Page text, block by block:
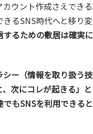
ウント作成さえでき
るSNS時代へと移り変
るための敷居は確実
ー（情報を取り扱う
、次にコレが起きる」
もSNSを利用できる